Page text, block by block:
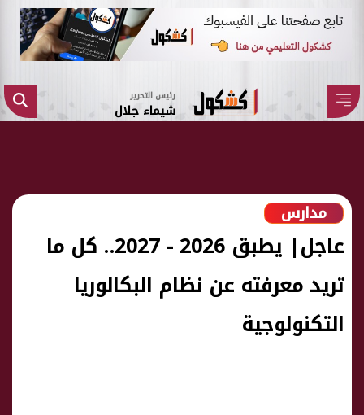
رئيس التحرير
شيماء جلال
مدارس
عاجل| يطبق 2026 - 2027.. كل ما
تريد معرفته عن نظام البكالوريا
التكنولوجية